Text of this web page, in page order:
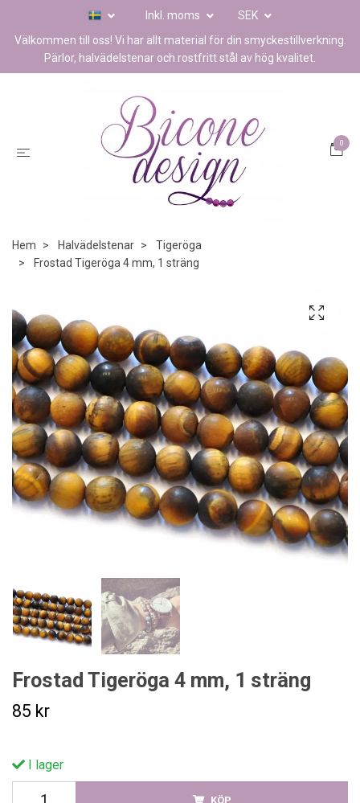
Inkl. moms
SEK
Välkommen till oss! Vi har allt material för din smyckestillverkning.
Pärlor, halvädelstenar och rostfritt stål av hög kvalitet.
0
Hem Halvädelstenar
Tigeröga
Frostad Tigeröga 4 mm, 1 sträng
Frostad Tigeröga 4 mm, 1 sträng
85 kr
I lager
KÖP